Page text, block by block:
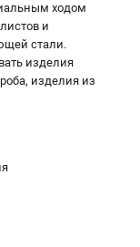
ходом
и
стали.
изделия
изделия из